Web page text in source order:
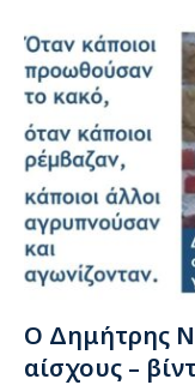
Ο Δημήτρης
αίσχους –